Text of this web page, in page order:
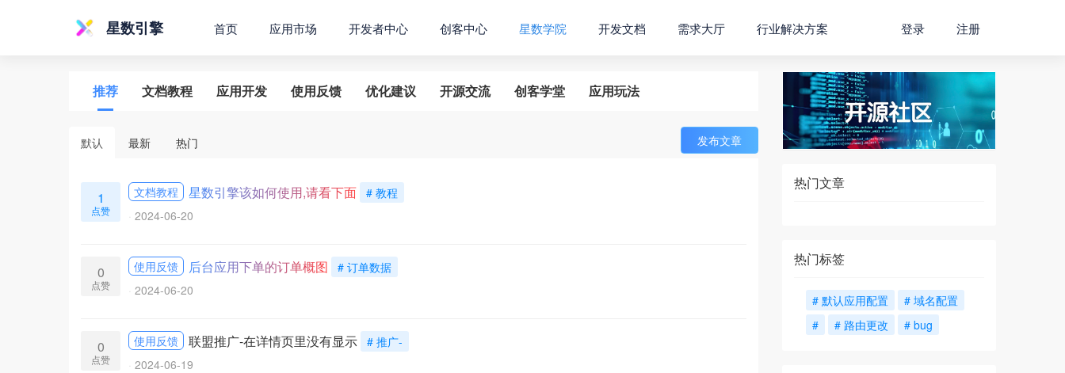
星数引擎 首页 应用市场 开发者中心 创客中心 星数学院 开发文档 需求大厅 行业解决方案 登录 注册
推荐 文档教程 应用开发 使用反馈 优化建议 开源交流 创客学堂 应用玩法
默认 最新 热门 发布文章
1
点赞
文档教程 星数引擎该如何使用,请看下面 # 教程
2024-06-20
0
点赞
使用反馈 后台应用下单的订单概图
# 订单数据
2024-06-20
0
点赞
使用反馈 联盟推广-在详情页里没有显示 # 推广-
2024-06-19
热门文章
热门标签
# 默认应用配置
# 域名配置
#
# 路由更改 # bug